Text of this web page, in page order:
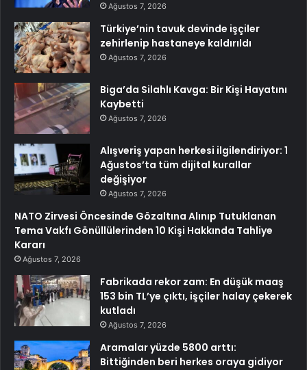
Ağustos 7, 2026
Türkiye’nin tavuk devinde işçiler
zehirlenip hastaneye kaldırıldı
Ağustos 7, 2026
Biga’da Silahlı Kavga: Bir Kişi Hayatını
Kaybetti
Ağustos 7, 2026
Alışveriş yapan herkesi ilgilendiriyor: 1
Ağustos’ta tüm dijital kurallar
değişiyor
Ağustos 7, 2026
NATO Zirvesi Öncesinde Gözaltına Alınıp Tutuklanan
Tema Vakfı Gönüllülerinden 10 Kişi Hakkında Tahliye
Kararı
Ağustos 7, 2026
Fabrikada rekor zam: En düşük maaş
153 bin TL’ye çıktı, işçiler halay çekerek
kutladı
Ağustos 7, 2026
Aramalar yüzde 5800 arttı:
Bittiğinden beri herkes oraya gidiyor